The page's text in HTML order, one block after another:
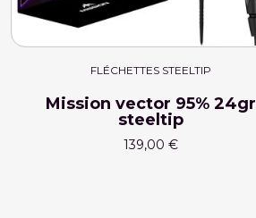
FLÉCHETTES STEELTIP
Mission vector 95% 24gr
steeltip
139,00 €